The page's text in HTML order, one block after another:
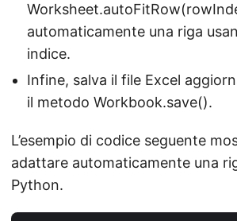
automaticamente una riga
indice.
Infine, salva il file Excel
il metodo Workbook.save().
L’esempio di codice seguente
adattare automaticamente una
Python.